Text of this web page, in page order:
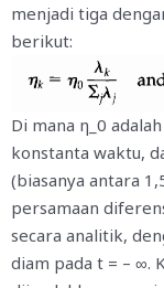
menjadi tiga
berikut:
Di mana η_0
konstanta waktu,
(biasanya antara
persamaan
secara analitik,
diam pada t = – ∞.